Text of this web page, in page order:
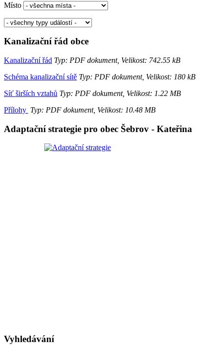
Místo
Kanalizační řád obce
Kanalizační řád Typ: PDF dokument, Velikost: 742.55 kB
Schéma kanalizační sítě Typ: PDF dokument, Velikost: 180 kB
Síť širších vztahů Typ: PDF dokument, Velikost: 1.22 MB
Přílohy Typ: PDF dokument, Velikost: 10.48 MB
Adaptační strategie pro obec Šebrov - Kateřina
Vyhledávání